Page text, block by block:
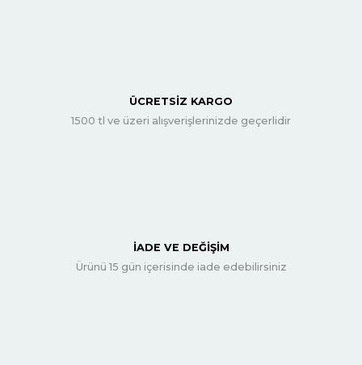
ÜCRETSİZ KARGO
1500 tl ve üzeri alışverişlerinizde geçerlidir
İADE VE DEĞİŞİM
Ürünü 15 gün içerisinde iade edebilirsiniz